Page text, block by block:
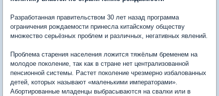
Разработанная правительством 30 лет назад программа
ограничения рождаемости принесла китайскому обществу
множество серьёзных проблем и различных, негативных явлений.
Проблема старения населения ложится тяжёлым бременем на
молодое поколение, так как в стране нет централизованной
пенсионной системы. Растет поколение чрезмерно избалованных
детей, которых называют «маленькими императорами».
Абортированные младенцы выбрасываются на свалки или в